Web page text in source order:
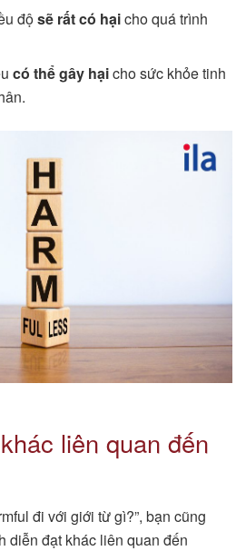
độsẽ rất có hạicho quá trình
có thể gây hạicho sức khỏe tinh
liên quan đến
đi với giới từ gì?”, bạn cũng
diễn đạt khác liên quan đến